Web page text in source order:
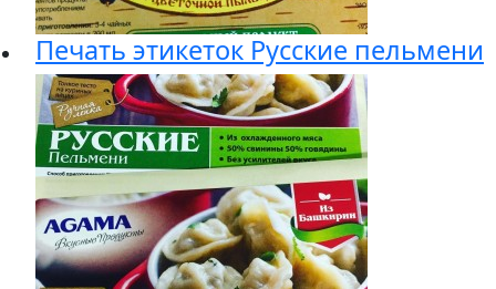
Печать этикеток Русские пельмени